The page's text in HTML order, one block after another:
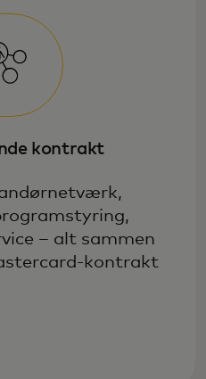
kontrakt
– alt sammen
kontrakt